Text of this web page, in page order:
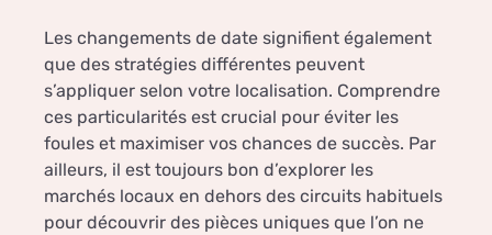
Les changements de date signifient également
que des stratégies différentes peuvent
s’appliquer selon votre localisation. Comprendre
ces particularités est crucial pour éviter les
foules et maximiser vos chances de succès. Par
ailleurs, il est toujours bon d’explorer les
marchés locaux en dehors des circuits habituels
pour découvrir des pièces uniques que l’on ne